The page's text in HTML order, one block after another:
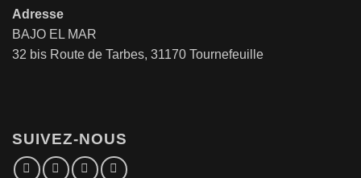
Adresse
BAJO EL MAR
32 bis Route de Tarbes, 31170 Tournefeuille
SUIVEZ-NOUS